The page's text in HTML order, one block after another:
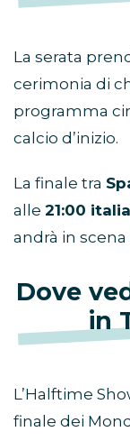
La serata
cerimonia di
programma
calcio d’inizio.
La finale tra
alle 21:00
andrà in
Dove
in
L’Halftime
finale dei